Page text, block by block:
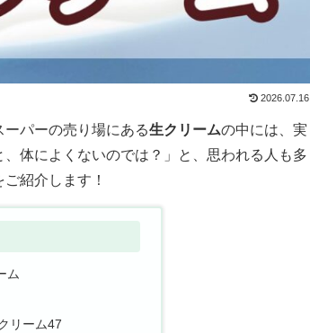
2026.07.16
パーの売り場にある生クリームの中には、実
、体によくないのでは？」と、思われる人も多
ご紹介します！
ム
リーム47